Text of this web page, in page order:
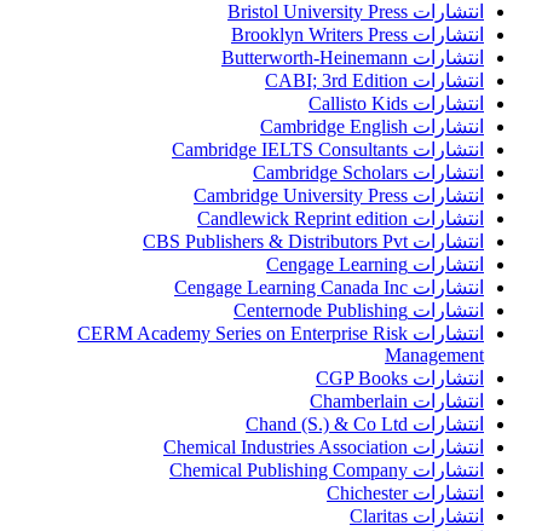
انتشارات Bristol University Press
انتشارات Brooklyn Writers Press
انتشارات Butterworth-Heinemann
انتشارات CABI; 3rd Edition
انتشارات Callisto Kids
انتشارات Cambridge English
انتشارات Cambridge IELTS Consultants
انتشارات Cambridge Scholars
انتشارات Cambridge University Press
انتشارات Candlewick Reprint edition
انتشارات CBS Publishers & Distributors Pvt
انتشارات Cengage Learning
انتشارات Cengage Learning Canada Inc
انتشارات Centernode Publishing
انتشارات CERM Academy Series on Enterprise Risk
Management
انتشارات CGP Books
انتشارات Chamberlain
انتشارات Chand (S.) & Co Ltd
انتشارات Chemical Industries Association
انتشارات Chemical Publishing Company
انتشارات Chichester
انتشارات Claritas